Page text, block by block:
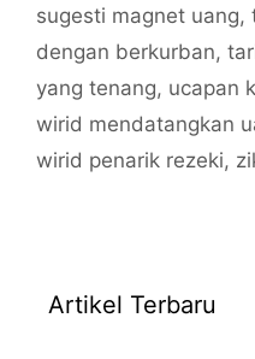
sugesti magnet uang,
dengan berkurban,
yang tenang, ucapan
wirid mendatangkan
wirid penarik rezeki,
Artikel Terbaru